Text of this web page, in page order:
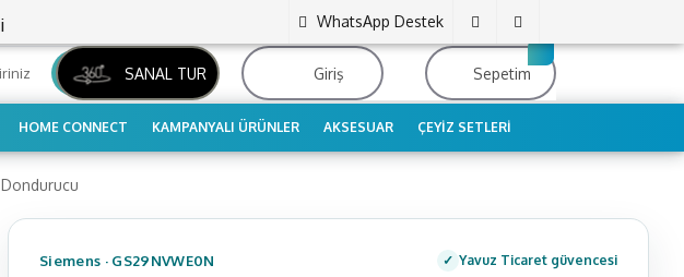
WhatsApp Destek
ARA SANAL TUR Giriş Sepetim
HOME CONNECT KAMPANYALI ÜRÜNLER AKSESUAR ÇEYIZ SETLERI
Siemens · GS29NVWE0N Yavuz Ticaret güvencesi